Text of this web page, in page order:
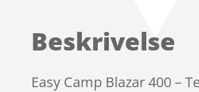
kundebed
Beskrivelse
Easy Camp Blazar 400 –